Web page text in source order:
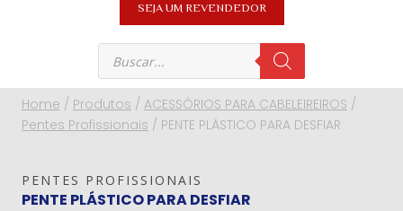
SEJA UM REVENDEDOR
Home / Produtos / ACESSÓRIOS PARA CABELEIREIROS /
Pentes Profissionais / PENTE PLÁSTICO PARA DESFIAR
PENTES PROFISSIONAIS
PENTE PLÁSTICO PARA DESFIAR